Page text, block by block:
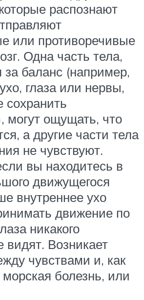
распознают
или противоречивые
Одна часть тела,
баланс (например,
глаза или нервы,
могут ощущать, что
а другие части тела
не чувствуют.
вы находитесь в
движущегося
внутреннее ухо
движение по
никакого
видят. Возникает
чувствами и, как
болезнь, или